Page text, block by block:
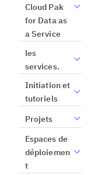
Cloud Pak
for Data as
a Service
les
services.
Initiation et
tutoriels
Projets
Espaces de
déploiemen
t